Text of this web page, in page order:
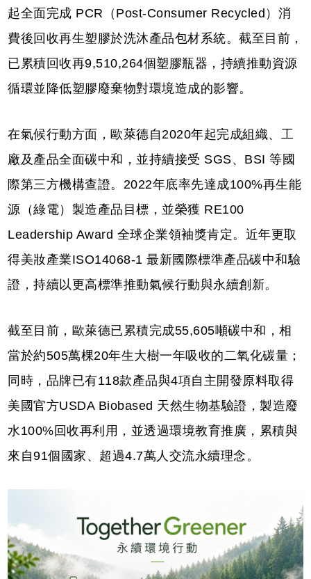
起全面完成 PCR（Post-Consumer Recycled）消
費後回收再生塑膠於洗沐產品包材系統。截至目前，
已累積回收再9,510,264個塑膠瓶器，持續推動資源
循環並降低塑膠廢棄物對環境造成的影響。
在氣候行動方面，歐萊德自2020年起完成組織、工
廠及產品全面碳中和，並持續接受 SGS、BSI 等國
際第三方機構查證。2022年底率先達成100%再生能
源（綠電）製造產品目標，並榮獲 RE100
Leadership Award 全球企業領袖獎肯定。近年更取
得美妝產業ISO14068-1 最新國際標準產品碳中和驗
證，持續以更高標準推動氣候行動與永續創新。
截至目前，歐萊德已累積完成55,605噸碳中和，相
當於約505萬棵20年生大樹一年吸收的二氧化碳量；
同時，品牌已有118款產品與4項自主開發原料取得
美國官方USDA Biobased 天然生物基驗證，製造廢
水100%回收再利用，並透過環境教育推廣，累積與
來自91個國家、超過4.7萬人交流永續理念。